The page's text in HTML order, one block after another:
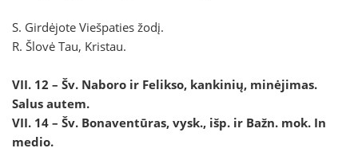
S. Girdėjote Viešpaties žodį.
R. Šlovė Tau, Kristau.
VII. 12 – Šv. Naboro ir Felikso, kankinių, minėjimas.
Salus autem.
VII. 14 – Šv. Bonaventūras, vysk., išp. ir Bažn. mok. In
medio.